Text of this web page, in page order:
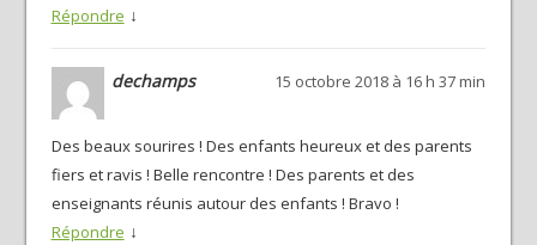
Répondre ↓
dechamps 15 octobre 2018 à 16 h 37 min
Des beaux sourires ! Des enfants heureux et des parents
fiers et ravis ! Belle rencontre ! Des parents et des
enseignants réunis autour des enfants ! Bravo !
Répondre ↓